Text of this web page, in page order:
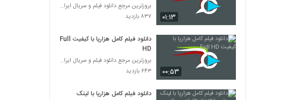
۰۱:۱۳
بروزترین مرجع دانلود فیلم و سریال ایرانی
۸۳۷ بازدید
۰۰:۵۳
دانلود فیلم کامل هزارپا با کیفیت Full
HD
بروزترین مرجع دانلود فیلم و سریال ایرانی
۶۴۳ بازدید
دانلود فیلم کامل هزارپا با لینک